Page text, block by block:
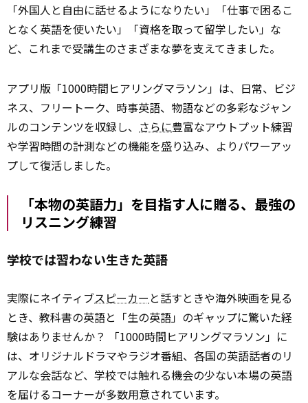
「外国人と自由に話せるようになりたい」「仕事で困るこ
となく英語を使いたい」「資格を取って留学したい」な
ど、これまで受講生のさまざまな夢を支えてきました。
アプリ版「1000時間ヒアリングマラソン」は、日常、ビジ
ネス、フリートーク、時事英語、物語などの多彩なジャン
ルのコンテンツを収録し、 さらに豊富なアウトプット練習
や学習時間の計測などの機能を盛り込み、よりパワーアッ
プして復活しました。
「本物の英語力」を目指す人に贈る、最強の
リスニング練習
学校では習わない生きた英語
実際にネイティブスピーカー と話すときや海外映画を見る
とき、教科書の英語と「生の英語」のギャップに驚いた経
験はありませんか？ 「1000時間ヒアリングマラソン」に
は、オリジナルドラマやラジオ番組、各国の英語話者のリ
アルな会話など、学校では触れる機会の少ない本場の英語
を届けるコーナーが多数用意されています。